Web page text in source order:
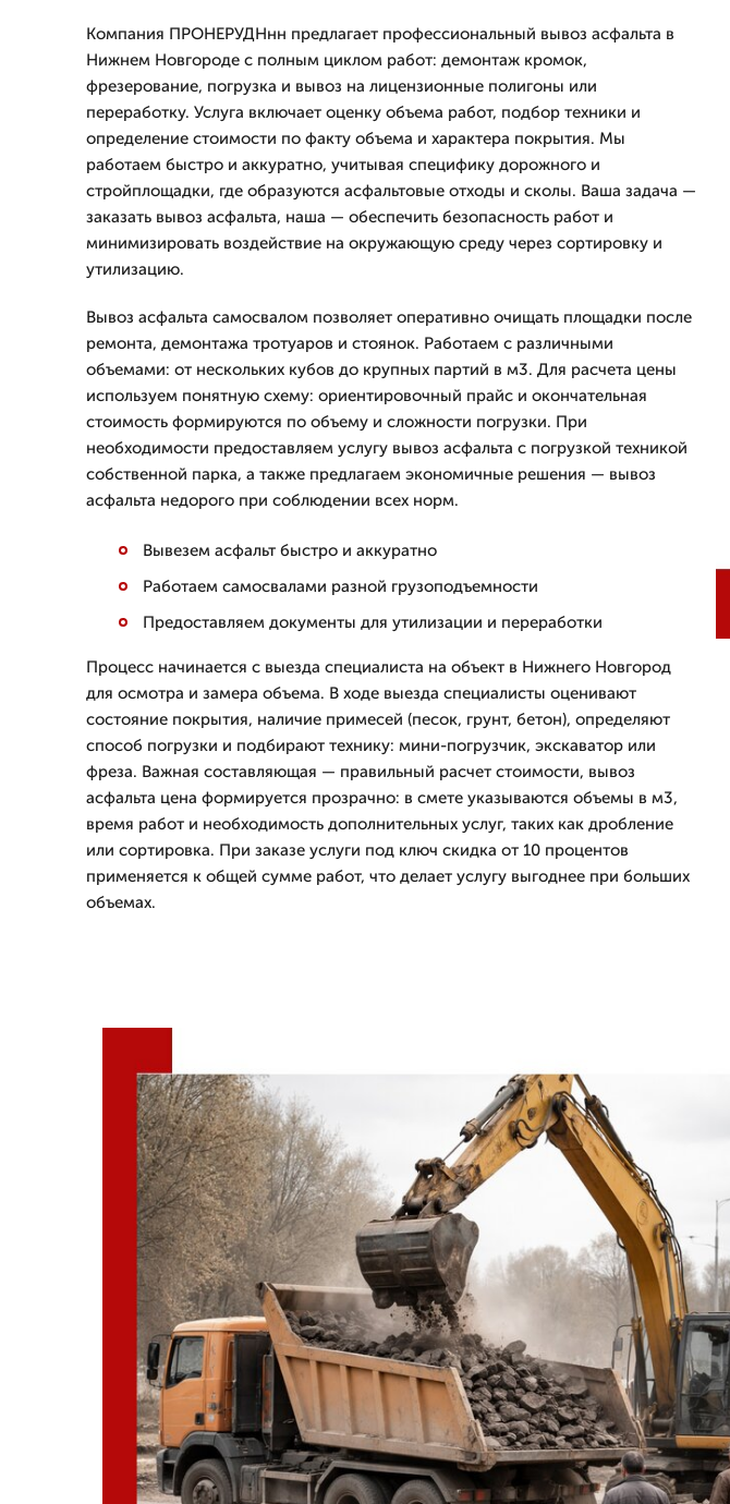
Компания ПРОНЕРУДНнн предлагает профессиональный вывоз асфальта в
Нижнем Новгороде с полным циклом работ: демонтаж кромок,
фрезерование, погрузка и вывоз на лицензионные полигоны или
переработку. Услуга включает оценку объема работ, подбор техники и
определение стоимости по факту объема и характера покрытия. Мы
работаем быстро и аккуратно, учитывая специфику дорожного и
стройплощадки, где образуются асфальтовые отходы и сколы. Ваша задача —
заказать вывоз асфальта, наша — обеспечить безопасность работ и
минимизировать воздействие на окружающую среду через сортировку и
утилизацию.
Вывоз асфальта самосвалом позволяет оперативно очищать площадки после
ремонта, демонтажа тротуаров и стоянок. Работаем с различными
объемами: от нескольких кубов до крупных партий в м3. Для расчета цены
используем понятную схему: ориентировочный прайс и окончательная
стоимость формируются по объему и сложности погрузки. При
необходимости предоставляем услугу вывоз асфальта с погрузкой техникой
собственной парка, а также предлагаем экономичные решения — вывоз
асфальта недорого при соблюдении всех норм.
Вывезем асфальт быстро и аккуратно
Работаем самосвалами разной грузоподъемности
Предоставляем документы для утилизации и переработки
Процесс начинается с выезда специалиста на объект в Нижнего Новгород
для осмотра и замера объема. В ходе выезда специалисты оценивают
состояние покрытия, наличие примесей (песок, грунт, бетон), определяют
способ погрузки и подбирают технику: мини-погрузчик, экскаватор или
фреза. Важная составляющая — правильный расчет стоимости, вывоз
асфальта цена формируется прозрачно: в смете указываются объемы в м3,
время работ и необходимость дополнительных услуг, таких как дробление
или сортировка. При заказе услуги под ключ скидка от 10 процентов
применяется к общей сумме работ, что делает услугу выгоднее при больших
объемах.